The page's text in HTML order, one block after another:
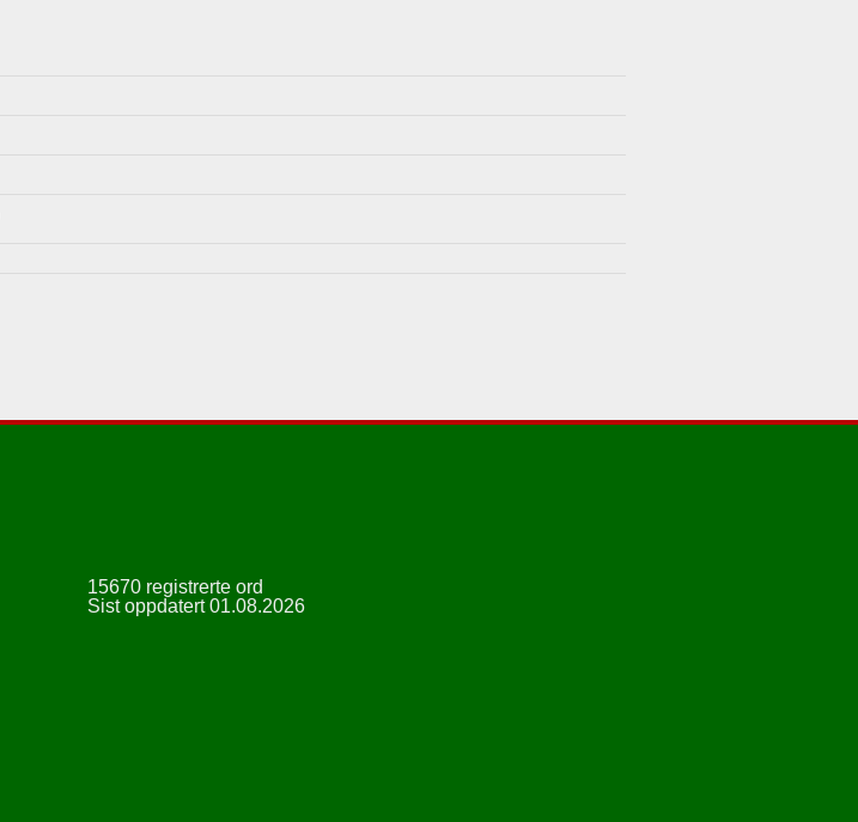
15670 registrerte ord
Sist oppdatert 01.08.2026